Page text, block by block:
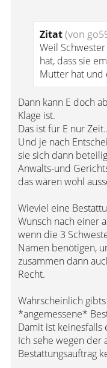
Zitat(von
Weil
hat, dass sie
Mutter hat und
Dann kann E doch
Klage ist.
Das ist für E nur
Und je nach
sie sich dann
Anwalts-und
das wären wohl
Wieviel eine
Wunsch nach einer
wenn die 3
Namen benötigen,
zusammen dann
Recht.
Wahrscheinlich
*angemessene*
Damit ist keinesfalls
Ich sehe wegen der
Bestattungsauftrag